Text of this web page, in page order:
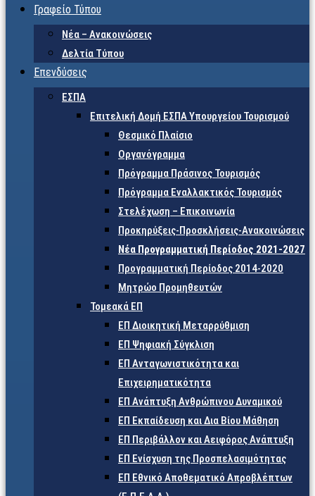
Γραφείο Τύπου
Νέα – Ανακοινώσεις
Δελτία Τύπου
Επενδύσεις
ΕΣΠΑ
Επιτελική Δομή ΕΣΠΑ Υπουργείου Τουρισμού
Θεσμικό Πλαίσιο
Οργανόγραμμα
Πρόγραμμα Πράσινος Τουρισμός
Πρόγραμμα Εναλλακτικός Τουρισμός
Στελέχωση – Επικοινωνία
Προκηρύξεις-Προσκλήσεις-Ανακοινώσεις
Νέα Προγραμματική Περίοδος 2021-2027
Προγραμματική Περίοδος 2014-2020
Μητρώο Προμηθευτών
Τομεακά ΕΠ
ΕΠ Διοικητική Μεταρρύθμιση
ΕΠ Ψηφιακή Σύγκλιση
ΕΠ Ανταγωνιστικότητα και
Επιχειρηματικότητα
ΕΠ Ανάπτυξη Ανθρώπινου Δυναμικού
ΕΠ Εκπαίδευση και Δια Βίου Μάθηση
ΕΠ Περιβάλλον και Αειφόρος Ανάπτυξη
ΕΠ Ενίσχυση της Προσπελασιμότητας
ΕΠ Εθνικό Αποθεματικό Απροβλέπτων